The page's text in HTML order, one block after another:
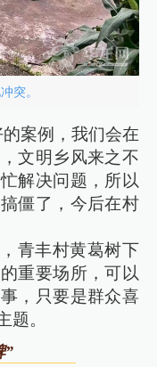
突。
案例，我们会在
文明乡风来之不
解决问题，所以
僵了，今后在村
青丰村黄葛树下
重要场所，可以
，只要是群众喜
题。
”